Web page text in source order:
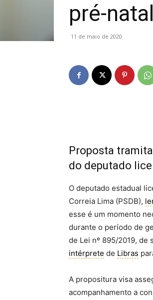
pré-
11 de maio de 2020
Proposta
do deputado
O deputado estadual
Correia Lima (PSDB),
esse é um momento
durante o período de
de Lei nº 895/2019, de
intérprete de Libras
A propositura visa
acompanhamento a